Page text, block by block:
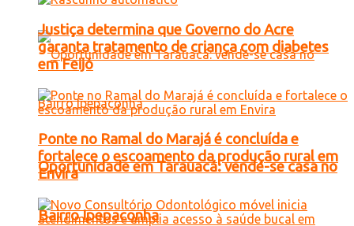
Oportunidade em Tarauacá: vende-se casa no
Bairro Ipepaconha
Justiça determina que Governo do Acre
garanta tratamento de criança com diabetes
em Feijó
Ponte no Ramal do Marajá é concluída e
fortalece o escoamento da produção rural em
Envira